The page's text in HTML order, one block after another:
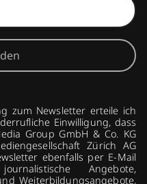
zum Newsletter erteile ich
Einwilligung, dass
Group GmbH & Co. KG
Zürich AG
ebenfalls per E-Mail
Angebote,
Weiterbildungsangebote,